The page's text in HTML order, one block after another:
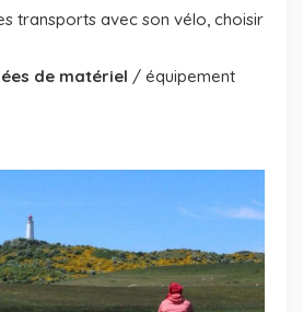
transports avec son vélo, choisir
de matériel / équipement